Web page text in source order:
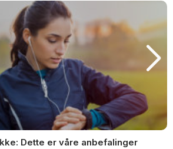
Dette er våre anbefalinger